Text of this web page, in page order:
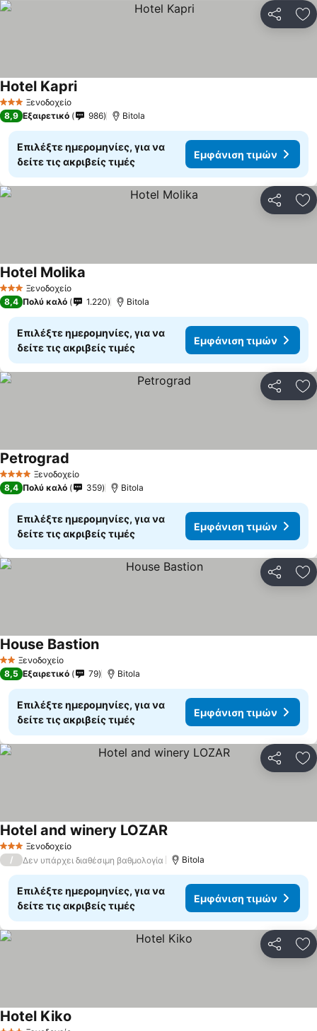
3 ΑστέριαΞενοδοχείο
Hotel Kapri
8,9 Εξαιρετικό 986 Bitola
Επιλέξτε ημερομηνίες, για να
δείτε τις ακριβείς τιμές
Εμφάνιση τιμών
3 ΑστέριαΞενοδοχείο
Hotel Molika
8,4 Πολύ καλό 1.220 Bitola
Επιλέξτε ημερομηνίες, για να
δείτε τις ακριβείς τιμές
Εμφάνιση τιμών
4 ΑστέριαΞενοδοχείο
Petrograd
8,4 Πολύ καλό 359 Bitola
Επιλέξτε ημερομηνίες, για να
δείτε τις ακριβείς τιμές
Εμφάνιση τιμών
2 ΑστέριαΞενοδοχείο
House Bastion
8,5 Εξαιρετικό 79 Bitola
Επιλέξτε ημερομηνίες, για να
δείτε τις ακριβείς τιμές
Εμφάνιση τιμών
3 ΑστέριαΞενοδοχείο
Hotel and winery LOZAR
/ Δεν υπάρχει διαθέσιμη βαθμολογία Bitola
Επιλέξτε ημερομηνίες, για να
δείτε τις ακριβείς τιμές
Εμφάνιση τιμών
Hotel Kiko